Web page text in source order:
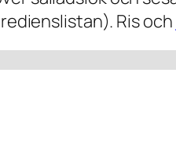
Ris och